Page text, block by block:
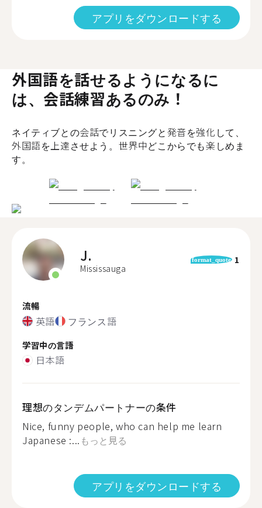
アプリをダウンロードする
外国語を話せるようになるに
は、会話練習あるのみ！
ネイティブとの会話でリスニングと発音を強化して、
外国語を上達させよう。世界中どこからでも楽しめま
す。
J.
Mississauga
format_quote 1
流暢
英語 フランス語
学習中の言語
日本語
理想のタンデムパートナーの条件
Nice, funny people, who can help me learn
Japanese :... もっと見る
アプリをダウンロードする